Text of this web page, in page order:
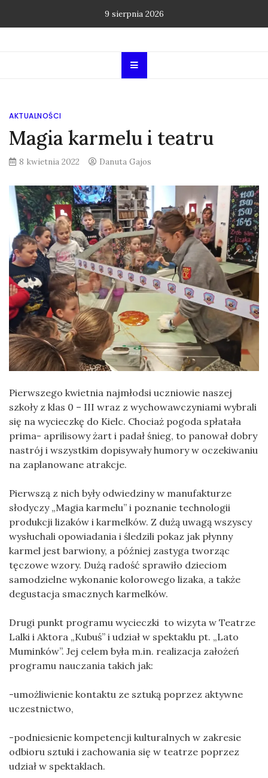
9 sierpnia 2026
AKTUALNOŚCI
Magia karmelu i teatru
8 kwietnia 2022 Danuta Gajos
Pierwszego kwietnia najmłodsi uczniowie naszej
szkoły z klas 0 – III wraz z wychowawczyniami wybrali
się na wycieczkę do Kielc. Chociaż pogoda spłatała
prima- aprilisowy żart i padał śnieg, to panował dobry
nastrój i wszystkim dopisywały humory w oczekiwaniu
na zaplanowane atrakcje.
Pierwszą z nich były odwiedziny w manufakturze
słodyczy „Magia karmelu” i poznanie technologii
produkcji lizaków i karmelków. Z dużą uwagą wszyscy
wysłuchali opowiadania i śledzili pokaz jak płynny
karmel jest barwiony, a później zastyga tworząc
tęczowe wzory. Dużą radość sprawiło dzieciom
samodzielne wykonanie kolorowego lizaka, a także
degustacja smacznych karmelków.
Drugi punkt programu wycieczki to wizyta w Teatrze
Lalki i Aktora „Kubuś” i udział w spektaklu pt. „Lato
Muminków”. Jej celem była m.in. realizacja założeń
programu nauczania takich jak:
-umożliwienie kontaktu ze sztuką poprzez aktywne
uczestnictwo,
-podniesienie kompetencji kulturalnych w zakresie
odbioru sztuki i zachowania się w teatrze poprzez
udział w spektaklach.